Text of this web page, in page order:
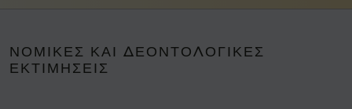
ΝΟΜΙΚΈΣ ΚΑΙ ΔΕΟΝΤΟΛΟΓΙΚΈΣ
ΕΚΤΙΜΉΣΕΙΣ